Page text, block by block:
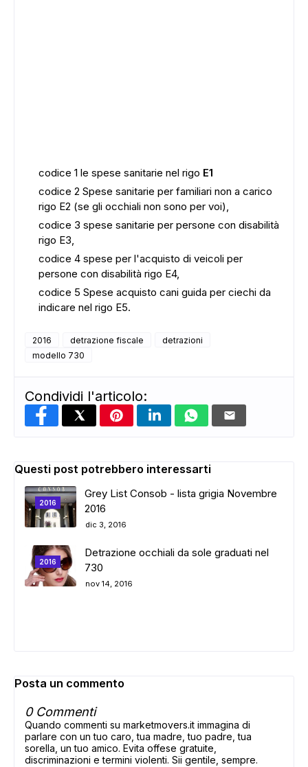
codice 1 le spese sanitarie nel rigo E1
codice 2 Spese sanitarie per familiari non a carico
rigo E2 (se gli occhiali non sono per voi),
codice 3 spese sanitarie per persone con disabilità
rigo E3,
codice 4 spese per l'acquisto di veicoli per
persone con disabilità rigo E4,
codice 5 Spese acquisto cani guida per ciechi da
indicare nel rigo E5.
2016 detrazione fiscale
detrazioni
modello 730
Condividi l'articolo:
Questi post potrebbero interessarti
2016
Grey List Consob - lista grigia Novembre
2016
dic 3, 2016
2016
Detrazione occhiali da sole graduati nel
730
nov 14, 2016
Posta un commento
0 Commenti
Quando commenti su marketmovers.it immagina di
parlare con un tuo caro, tua madre, tuo padre, tua
sorella, un tuo amico. Evita offese gratuite,
discriminazioni e termini violenti. Sii gentile, sempre.